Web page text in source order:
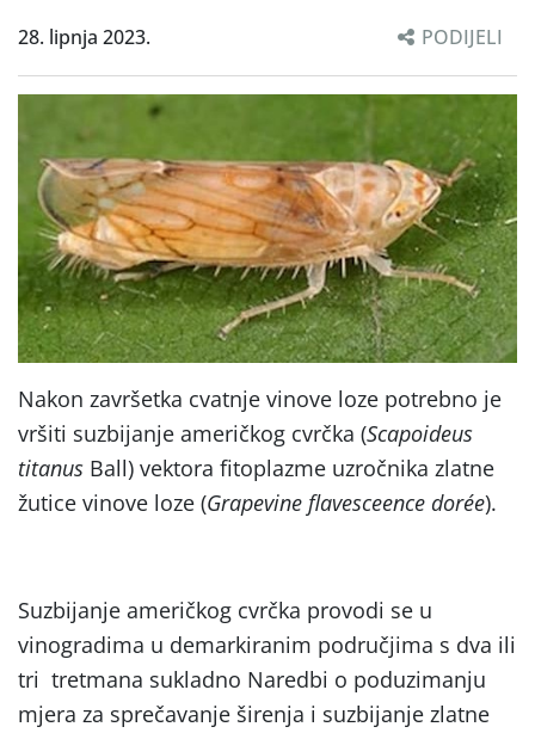
28. lipnja 2023. PODIJELI
Nakon završetka cvatnje vinove loze potrebno je
vršiti suzbijanje američkog cvrčka (Scapoideus
titanus Ball) vektora fitoplazme uzročnika zlatne
žutice vinove loze (Grapevine flavesceence dorée).
Suzbijanje američkog cvrčka provodi se u
vinogradima u demarkiranim područjima s dva ili
tri tretmana sukladno Naredbi o poduzimanju
mjera za sprečavanje širenja i suzbijanje zlatne